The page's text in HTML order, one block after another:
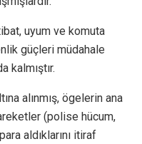
uyum ve komuta
güçleri müdahale
kalmıştır.
alınmış, ögelerin ana
(polise hücum,
aldıklarını itiraf